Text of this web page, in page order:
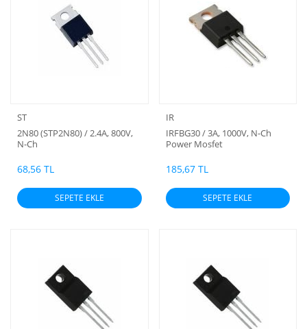
ST
2N80 (STP2N80) / 2.4A, 800V,
N-Ch
68,56 TL
SEPETE EKLE
IR
IRFBG30 / 3A, 1000V, N-Ch
Power Mosfet
185,67 TL
SEPETE EKLE